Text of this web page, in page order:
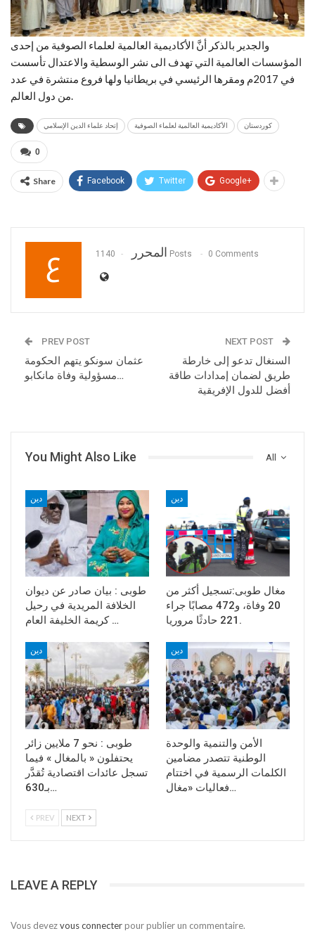
والجدير بالذكر أنَّ الأكاديمية العالمية لعلماء الصوفية من إحدى
المؤسسات العالمية التي تهدف الى نشر الوسطية والاعتدال تأسست
في 2017م ومقرها الرئيسي في بريطانيا ولها فروع منتشرة في عدد
من دول العالم.
إتحاد علماء الدين الإسلامي الأكاديمية العالمية لعلماء الصوفية كوردستان
0
Share Facebook Twitter Google+
المحرر 1140 Posts 0 Comments
PREV POST
عثمان سونكو يتهم الحكومة
مسؤولية وفاة مانكابو…
NEXT POST
السنغال تدعو إلى خارطة
طريق لضمان إمدادات طاقة
أفضل للدول الإفريقية
All
You Might Also Like
دين
طوبى : بيان صادر عن ديوان
الخلافة المريدية في رحيل
كريمة الخليفة العام …
دين
مغال طوبى:تسجيل أكثر من
20 وفاة، و472 مصابًا جراء
221 حادثًا مروريا.
دين
طوبى : نحو 7 ملايين زائر
يحتفلون « بالمغال » فيما
تسجل عائدات اقتصادية تُقدَّر
بـ630…
دين
الأمن والتنمية والوحدة
الوطنية تتصدر مضامين
الكلمات الرسمية في اختتام
فعاليات «مغال…
PREV NEXT
LEAVE A REPLY
Vous devezvous connecterpour publier un commentaire.